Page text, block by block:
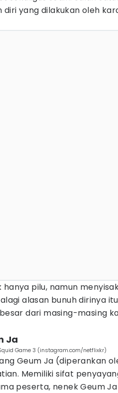
diri yang dilakukan oleh
hanya pilu, namun
alasan bunuh dirinya
dari masing-masing
Ja
Game 3 (instagram.com/netflixkr)
Geum Ja (diperankan
Memiliki sifat
peserta, nenek Geum